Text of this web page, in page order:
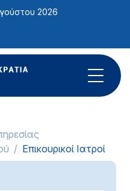
2026
Επικουρικοί Ιατροί